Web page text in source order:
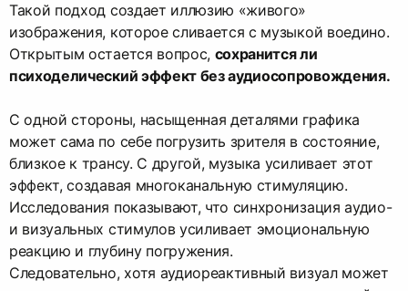
Такой подход создает иллюзию «живого»
изображения, которое сливается с музыкой воедино.
Открытым остается вопрос, сохранится ли
психоделический эффект без аудиосопровождения.
С одной стороны, насыщенная деталями графика
может сама по себе погрузить зрителя в состояние,
близкое к трансу. С другой, музыка усиливает этот
эффект, создавая многоканальную стимуляцию.
Исследования показывают, что синхронизация аудио-
и визуальных стимулов усиливает эмоциональную
реакцию и глубину погружения.
Следовательно, хотя аудиореактивный визуал может